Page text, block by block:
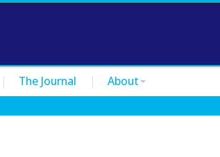
The Journal About